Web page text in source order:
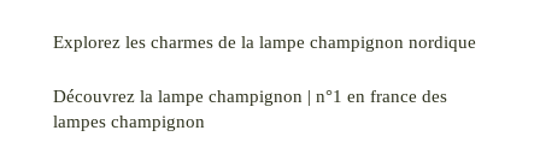
Explorez les charmes de la lampe champignon nordique
Découvrez la lampe champignon | n°1 en france des
lampes champignon